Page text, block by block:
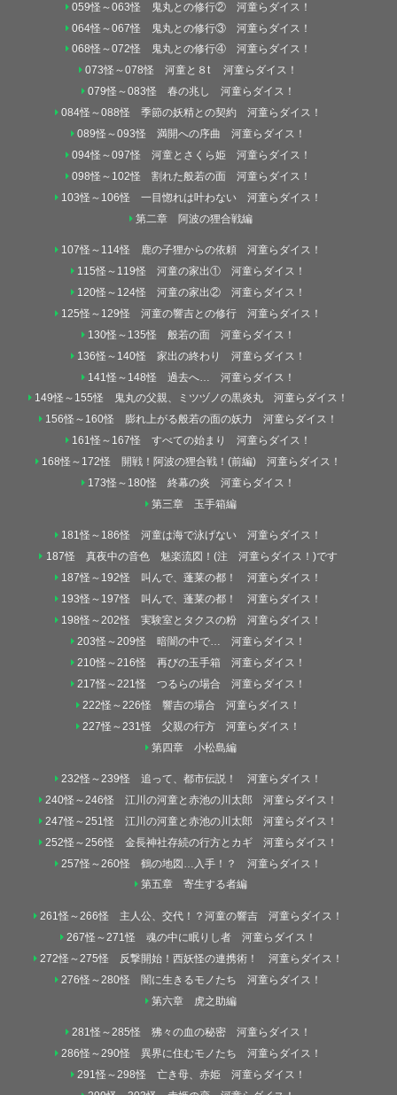
059怪～063怪 鬼丸との修行② 河童らダイス！
064怪～067怪 鬼丸との修行③ 河童らダイス！
068怪～072怪 鬼丸との修行④ 河童らダイス！
073怪～078怪 河童と８t 河童らダイス！
079怪～083怪 春の兆し 河童らダイス！
084怪～088怪 季節の妖精との契約 河童らダイス！
089怪～093怪 満開への序曲 河童らダイス！
094怪～097怪 河童とさくら姫 河童らダイス！
098怪～102怪 割れた般若の面 河童らダイス！
103怪～106怪 一目惚れは叶わない 河童らダイス！
第二章 阿波の狸合戦編
107怪～114怪 鹿の子狸からの依頼 河童らダイス！
115怪～119怪 河童の家出① 河童らダイス！
120怪～124怪 河童の家出② 河童らダイス！
125怪～129怪 河童の響吉との修行 河童らダイス！
130怪～135怪 般若の面 河童らダイス！
136怪～140怪 家出の終わり 河童らダイス！
141怪～148怪 過去へ… 河童らダイス！
149怪～155怪 鬼丸の父親、ミツヅノの黒炎丸 河童らダイス！
156怪～160怪 膨れ上がる般若の面の妖力 河童らダイス！
161怪～167怪 すべての始まり 河童らダイス！
168怪～172怪 開戦！阿波の狸合戦！(前編) 河童らダイス！
173怪～180怪 終幕の炎 河童らダイス！
第三章 玉手箱編
181怪～186怪 河童は海で泳げない 河童らダイス！
187怪 真夜中の音色 魅楽流図！(注 河童らダイス！)です
187怪～192怪 叫んで、蓬莱の都！ 河童らダイス！
193怪～197怪 叫んで、蓬莱の都！ 河童らダイス！
198怪～202怪 実験室とタクスの粉 河童らダイス！
203怪～209怪 暗闇の中で… 河童らダイス！
210怪～216怪 再びの玉手箱 河童らダイス！
217怪～221怪 つるらの場合 河童らダイス！
222怪～226怪 響吉の場合 河童らダイス！
227怪～231怪 父親の行方 河童らダイス！
第四章 小松島編
232怪～239怪 追って、都市伝説！ 河童らダイス！
240怪～246怪 江川の河童と赤池の川太郎 河童らダイス！
247怪～251怪 江川の河童と赤池の川太郎 河童らダイス！
252怪～256怪 金長神社存続の行方とカギ 河童らダイス！
257怪～260怪 鶴の地図…入手！？ 河童らダイス！
第五章 寄生する者編
261怪～266怪 主人公、交代！？河童の響吉 河童らダイス！
267怪～271怪 魂の中に眠りし者 河童らダイス！
272怪～275怪 反撃開始！西妖怪の連携術！ 河童らダイス！
276怪～280怪 闇に生きるモノたち 河童らダイス！
第六章 虎之助編
281怪～285怪 狒々の血の秘密 河童らダイス！
286怪～290怪 異界に住むモノたち 河童らダイス！
291怪～298怪 亡き母、赤姫 河童らダイス！